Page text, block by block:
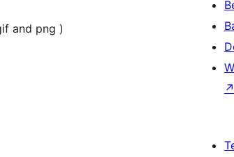
and png )
↗